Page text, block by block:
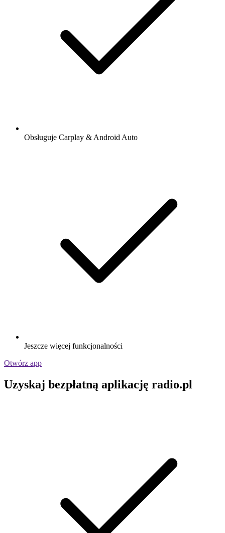
Obsługuje Carplay & Android Auto
Jeszcze więcej funkcjonalności
Otwórz app
Uzyskaj bezpłatną aplikację radio.pl